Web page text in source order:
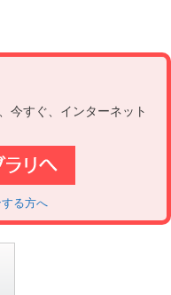
今すぐ、インターネット
る方へ